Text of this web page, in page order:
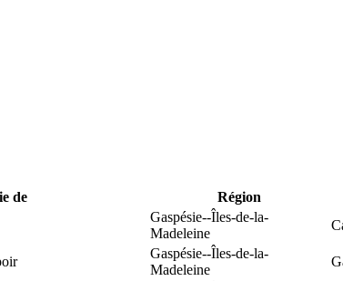
de Région
Gaspésie--Îles-de-la-
Madeleine
Gaspésie--Îles-de-la-
Madeleine